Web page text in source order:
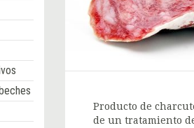
Producto de
de un tratamiento